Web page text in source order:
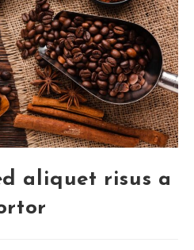
aliquet risus a